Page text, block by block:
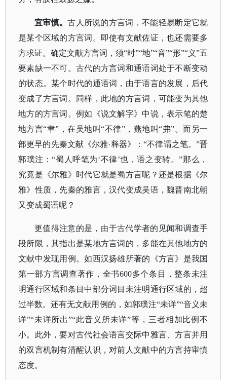
宜审慎。古人所说的方言词，不能轻易断定它就
是某个区域的方言词。即使有文献佐证，也还需要多
方求证。确定文献方言词，须“时”“地”“音”“形”“义”五
要素缺一不可。古代的方言词和通语词处于不断变动
的状态。某个时代的通语词，由于语言的发展，后代
变成了方言词。同样，此地的方言词，可能变为其他
地方的方言词。例如 《说文解字》中说，表示笔的楚
地方言“聿”，在吴地叫“不律”，燕地叫“弗”。而另一
部更早的先秦文献《尔雅·释器》：“不律谓之笔。”晋
郭璞注：“蜀人呼笔为‘不律’也，语之变转。”那么，
究竟是 《尔雅》 时代它就是蜀方言呢？还是根据《尔
雅》性质，先秦的雅言，汉代变成吴语，魏晋南北朝
又变成蜀语呢？
更值得注意的是，由于古代学者的见闻和调查手
段所限，其指出是某地方言词的，多能在其他地方的
文献中发现用例。如西汉扬雄所著的《方言》是我国
第一部方言调查著作，全书600多个条目，整条未注
明通行区域和条目中部分词目未注明通行区域的，超
过半数。还有无文献用例的，如郭璞注“未详”“音义未
详”“未详所出”“此音义所未详”等，三者相加比例不
小。此外，要对古代社会语言交际中雅言、方言并用
的双言机制有清醒认识，对前人文献中的方言持审慎
态度。